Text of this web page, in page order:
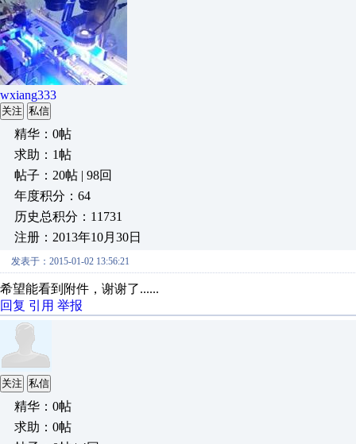
wxiang333
关注 私信
精华：0帖
求助：1帖
帖子：20帖 | 98回
年度积分：64
历史总积分：11731
注册：2013年10月30日
发表于：2015-01-02 13:56:21
希望能看到附件，谢谢了......
回复 引用 举报
关注 私信
精华：0帖
求助：0帖